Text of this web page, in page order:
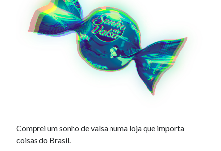
Coding font battle
Treat the elderly as you would your own elders, and the young as you
would your own children
Douglas Adams on the English–American cultural divide over “heroes”
Drawing: chibi in 2 heads proportion
a page that downloads itself
Comprei um sonho de valsa numa loja que importa
coisas do Brasil.